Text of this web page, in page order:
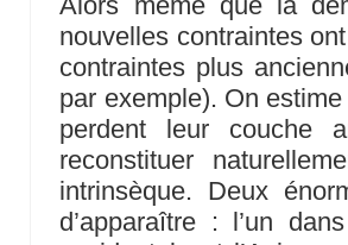
nouvelles contraintes
contraintes plus
par exemple). On
perdent leur couche
reconstituer
intrinsèque. Deux
d’apparaître : l’un